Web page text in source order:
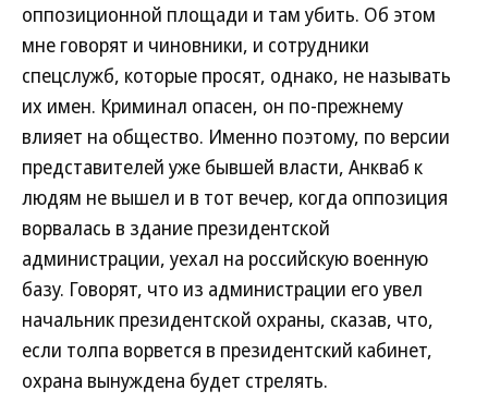
оппозиционной площади и там убить. Об этом
мне говорят и чиновники, и сотрудники
спецслужб, которые просят, однако, не называть
их имен. Криминал опасен, он по-прежнему
влияет на общество. Именно поэтому, по версии
представителей уже бывшей власти, Анкваб к
людям не вышел и в тот вечер, когда оппозиция
ворвалась в здание президентской
администрации, уехал на российскую военную
базу. Говорят, что из администрации его увел
начальник президентской охраны, сказав, что,
если толпа ворвется в президентский кабинет,
охрана вынуждена будет стрелять.